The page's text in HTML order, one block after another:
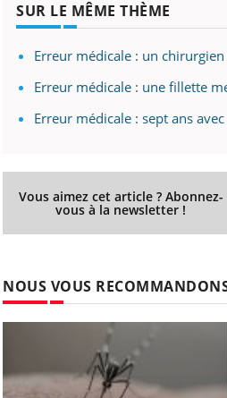
SUR LE MÊME THÈME
Erreur médicale : un
Erreur médicale : une fillette
Erreur médicale : sept ans
Vous aimez cet article ? Abonnez-
vous à la newsletter !
NOUS VOUS